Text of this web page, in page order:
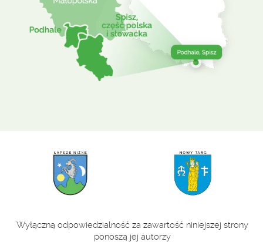
Wyłączną odpowiedzialność za zawartość niniejszej strony
ponoszą jej autorzy